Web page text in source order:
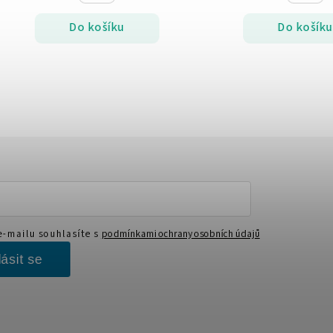
Do košíku Do košíku
mailu souhlasíte s podmínkami ochrany osobních údajů
se